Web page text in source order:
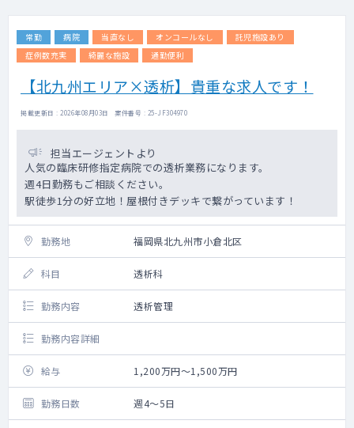
常勤 病院 当直なし オンコールなし
託児施設あり
症例数充実
綺麗な施設 通勤便利
【北九州エリア×透析】貴重な求人です！
掲載更新日 : 2026年08月03日 案件番号 : 25-JF304970
担当エージェントより
人気の臨床研修指定病院での透析業務になります。
週4日勤務もご相談ください。
駅徒歩1分の好立地！屋根付きデッキで繋がっています！
勤務地 福岡県北九州市小倉北区
科目 透析科
勤務内容 透析管理
勤務内容詳細
給与 1,200万円～1,500万円
勤務日数 週4～5日